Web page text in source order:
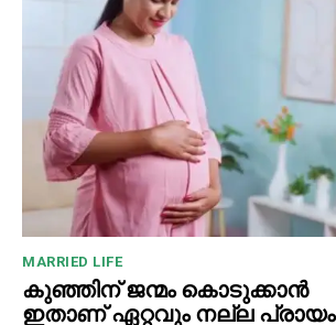
MARRIED LIFE
കുഞ്ഞിന് ജന്മം കൊടുക്കാൻ
ഇതാണ് ഏറ്റവും നല്ല പ്രായം